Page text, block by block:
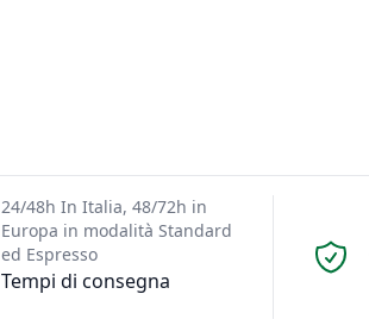
Tempi di consegna
24/48h In Italia, 48/72h in
Europa in modalità Standard
ed Espresso